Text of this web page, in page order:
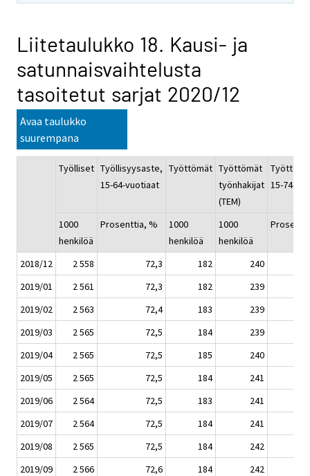
Liitetaulukko 18. Kausi- ja
satunnaisvaihtelusta
tasoitetut sarjat 2020/12
Avaa taulukko
suurempana
Työlliset Työllisyysaste,
15-64-vuotiaat
Työttömät Työttömät
työnhakijat
(TEM)
15-74-
1000
henkilöä
Prosenttia, %
1000
henkilöä
1000
henkilöä
2018/12 2 558 72,3 182
240
2019/01
2 561 72,3 182
239
2019/02
2 563 72,4 183
239
2019/03
2 565 72,5 184
239
2019/04
2 565 72,5 185
240
2019/05
2 565 72,5 184
241
2019/06
2 564 72,5 183
241
2019/07
2 564 72,5 184
241
2019/08
2 565 72,5 184
242
2019/09
2 566 72,6 184
242